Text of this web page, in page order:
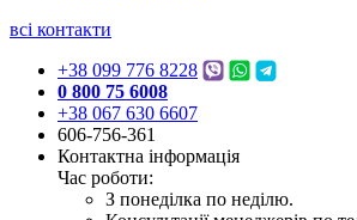
всі контакти
+38 099 776 8228
0 800 75 6008
+38 067 630 6607
606-756-361
Контактна інформація
Час роботи:
З понеділка по неділю.